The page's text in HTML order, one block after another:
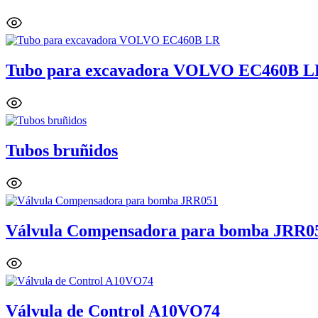
Tubo para excavadora VOLVO EC460B
Tubos bruñidos
Válvula Compensadora para bomba
Válvula de Control A10VO74